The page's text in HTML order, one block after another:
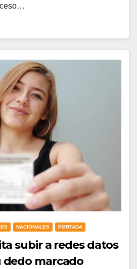
NACIONALES PORTADA
subir a redes datos
dedo marcado